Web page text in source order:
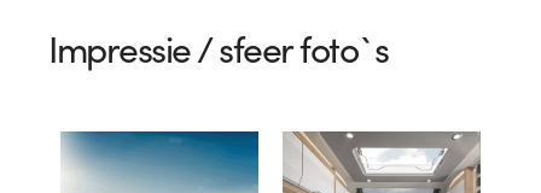
Impressie / sfeer foto`s